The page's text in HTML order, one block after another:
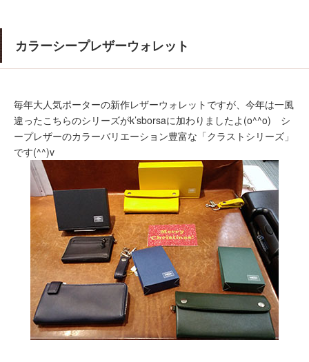
カラーシープレザーウォレット
毎年大人気ポーターの新作レザーウォレットですが、今年は一風
違ったこちらのシリーズがk’sborsaに加わりましたよ(o^^o) シ
ープレザーのカラーバリエーション豊富な「クラストシリーズ」
です(^^)v